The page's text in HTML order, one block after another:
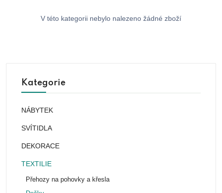
V této kategorii nebylo nalezeno žádné zboží
Kategorie
NÁBYTEK
SVÍTIDLA
DEKORACE
TEXTILIE
Přehozy na pohovky a křesla